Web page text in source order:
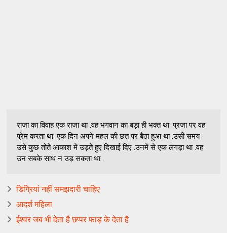
राजा का विवाह एक राजा था .वह भगवान का बड़ा ही भक्त था .प्रजा पर वह
प्रेम करता था .एक दिन अपने महल की छत पर बैठा हुआ था .उसी समय
उसे कुछ तोते आकाश में उड़ते हुए दिखाई दिए .उनमें से एक लंगड़ा था .वह
उन सबके साथ न उड़ सकता था .
डिग्रियां नहीं समझदारी चाहिए
आदर्श महिला
ईश्वर जब भी देता है छप्पर फाड़ के देता है